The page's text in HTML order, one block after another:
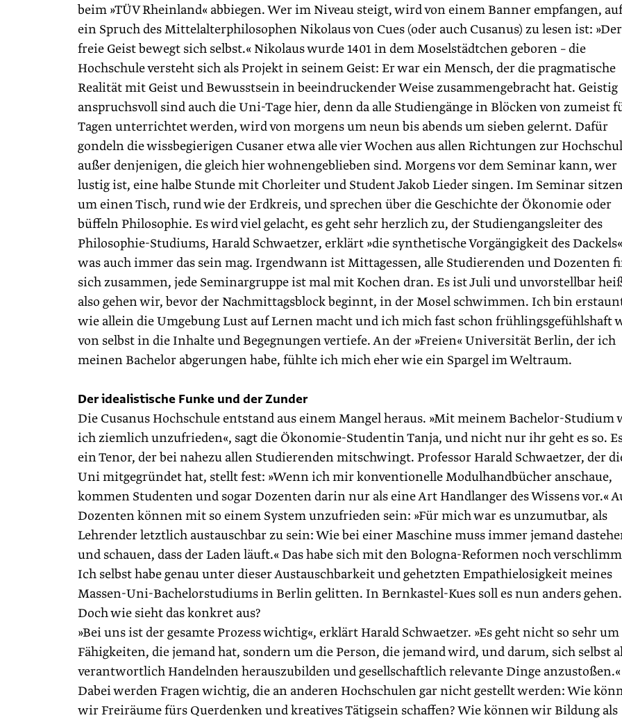
beim »TÜV Rheinland« abbiegen. Wer im ­Niveau steigt, wird von einem Banner empfangen,
ein Spruch des Mittelalterphilosophen Nikolaus von Cues (oder auch Cusanus) zu lesen ist: »Der
freie Geist bewegt sich selbst.« Nikolaus wurde 1401 in dem Moselstädtchen geboren – die
Hochschule versteht sich als Projekt in seinem Geist: Er war ein Mensch, der die pragmatische
Realität mit Geist und Bewusstsein in beeindruckender Weise zusammengebracht hat. Geistig
anspruchsvoll sind auch die Uni-Tage hier, denn da alle Studiengänge in Blöcken von zumeist
Tagen unterrichtet werden, wird von morgens um neun bis abends um sieben gelernt. Dafür
gondeln die wissbegierigen Cusaner etwa alle vier Wochen aus allen Richtungen zur
außer denjenigen, die gleich hier wohnengeblieben sind. Morgens vor dem Seminar kann, wer
lustig ist, eine halbe Stunde mit Chorleiter und Student Jakob Lieder singen. Im Seminar
um einen Tisch, rund wie der Erdkreis, und sprechen über die Geschichte der Ökonomie oder
büffeln Philosophie. Es wird viel gelacht, es geht sehr herzlich zu, der Studiengangsleiter des
Philosophie-Studiums, Harald Schwaetzer, erklärt »die synthetische Vorgängigkeit des
was auch immer das sein mag. Irgendwann ist Mittagessen, alle Studierenden und Dozenten
sich zusammen, jede Seminargruppe ist mal mit Kochen dran. Es ist Juli und unvorstellbar
also gehen wir, bevor der Nachmittagsblock beginnt, in der Mosel schwimmen. Ich bin
wie allein die Umgebung Lust auf Lernen macht und ich mich fast schon frühlingsgefühlshaft
von selbst in die Inhalte und Begegnungen vertiefe. An der »Freien« Universität Berlin, der ich
meinen Bachelor abgerungen habe, fühlte ich mich eher wie ein Spargel im Weltraum.
Der idealistische Funke und der Zunder
Die Cusanus Hochschule entstand aus einem Mangel heraus. »Mit meinem Bachelor-Studium
ich ziemlich unzufrieden«, sagt die Ökonomie-Studentin Tanja, und nicht nur ihr geht es so.
ein Tenor, der bei nahezu allen Studierenden mitschwingt. Professor Harald Schwaetzer, der
Uni mitgegründet hat, stellt fest: »Wenn ich mir konventionelle Modul­handbücher anschaue,
kommen Studenten und sogar Dozenten darin nur als eine Art Handlanger des Wissens vor.«
Dozenten können mit so einem System unzufrieden sein: »Für mich war es unzumutbar, als
Lehrender letztlich austauschbar zu sein: Wie bei einer Maschine muss immer jemand
und schauen, dass der Laden läuft.« Das habe sich mit den Bologna-Reformen noch
Ich selbst habe genau unter dieser Austauschbarkeit und gehetzten Empathielosigkeit meines
Massen-Uni-Bache­lorstudiums in Berlin gelitten. In Bernkastel-Kues soll es nun anders gehen.
Doch wie sieht das konkret aus?
»Bei uns ist der gesamte Prozess wichtig«, erklärt Harald Schwaetzer. »Es geht nicht so sehr
Fähigkeiten, die jemand hat, sondern um die Person, die jemand wird, und darum, sich selbst
verantwortlich Handelnden herauszubilden und gesellschaftlich relevante Dinge anzustoßen.«
Dabei werden Fragen wichtig, die an anderen Hochschulen gar nicht gestellt werden: Wie
wir Freiräume fürs Querdenken und kreatives Tätigsein schaffen? Wie können wir Bildung als